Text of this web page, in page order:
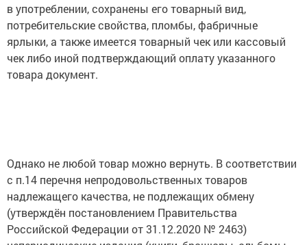
в употреблении, сохранены его товарный вид,
потребительские свойства, пломбы, фабричные
ярлыки, а также имеется товарный чек или кассовый
чек либо иной подтверждающий оплату указанного
товара документ.
Однако не любой товар можно вернуть. В соответствии
с п.14 перечня непродовольственных товаров
надлежащего качества, не подлежащих обмену
(утверждён постановлением Правительства
Российской Федерации от 31.12.2020 № 2463)